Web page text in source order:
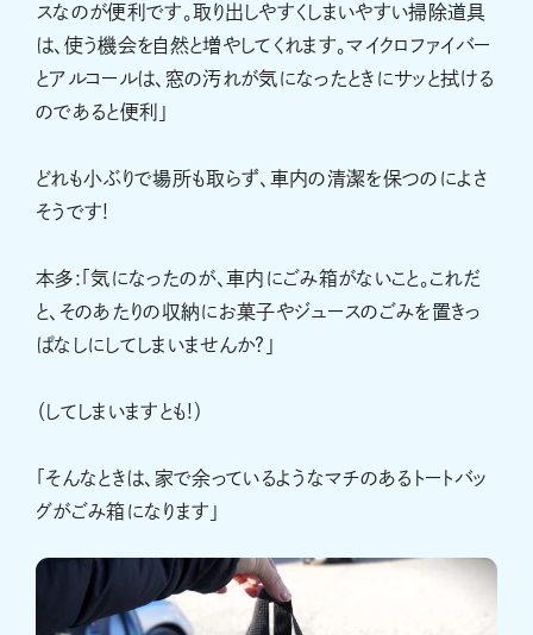
スなのが便利です。取り出しやすくしまいやすい掃除道具
は、使う機会を自然と増やしてくれます。マイクロファイバー
とアルコールは、窓の汚れが気になったときにサッと拭ける
のであると便利」
どれも小ぶりで場所も取らず、車内の清潔を保つのによさ
そうです!
本多:「気になったのが、車内にごみ箱がないこと。これだ
と、そのあたりの収納にお菓子やジュースのごみを置きっ
ぱなしにしてしまいませんか?」
（してしまいますとも!）
「そんなときは、家で余っているようなマチのあるトートバッ
グがごみ箱になります」